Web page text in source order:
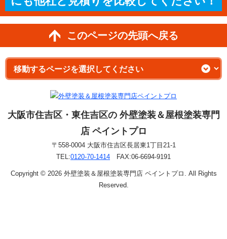
このページの先頭へ戻る
大阪市住吉区・東住吉区の 外壁塗装＆屋根塗装専門
店 ペイントプロ
〒558-0004 大阪市住吉区長居東1丁目21-1
TEL:0120-70-1414 FAX:06-6694-9191
Copyright © 2026 外壁塗装＆屋根塗装専門店 ペイントプロ. All Rights
Reserved.